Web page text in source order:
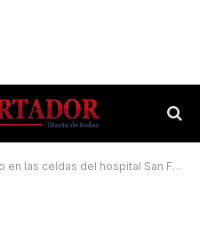
del hospital San Francisco de Asís